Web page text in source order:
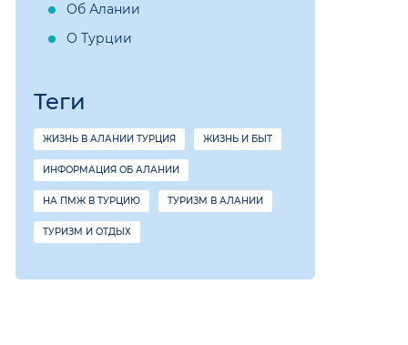
Об Алании
О Турции
Теги
ЖИЗНЬ В АЛАНИИ ТУРЦИЯ ЖИЗНЬ И БЫТ
ИНФОРМАЦИЯ ОБ АЛАНИИ
НА ПМЖ В ТУРЦИЮ ТУРИЗМ В АЛАНИИ
ТУРИЗМ И ОТДЫХ